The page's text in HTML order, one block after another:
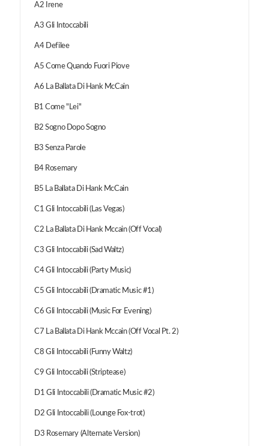
A2 Irene
A3 Gli Intoccabili
A4 Defilee
A5 Come Quando Fuori Piove
A6 La Ballata Di Hank McCain
B1 Come "Lei"
B2 Sogno Dopo Sogno
B3 Senza Parole
B4 Rosemary
B5 La Ballata Di Hank McCain
C1 Gli Intoccabili (Las Vegas)
C2 La Ballata Di Hank Mccain (Off Vocal)
C3 Gli Intoccabili (Sad Waltz)
C4 Gli Intoccabili (Party Music)
C5 Gli Intoccabili (Dramatic Music #1)
C6 Gli Intoccabili (Music For Evening)
C7 La Ballata Di Hank Mccain (Off Vocal Pt. 2)
C8 Gli Intoccabili (Funny Waltz)
C9 Gli Intoccabili (Striptease)
D1 Gli Intoccabili (Dramatic Music #2)
D2 Gli Intoccabili (Lounge Fox-trot)
D3 Rosemary (Alternate Version)